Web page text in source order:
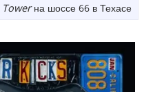
Towerна шоссе 66 в Техасе